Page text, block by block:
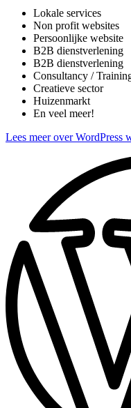
Lokale services
Non profit websites
Persoonlijke website
B2B dienstverlening
B2B dienstverlening
Consultancy /
Creatieve sector
Huizenmarkt
En veel meer!
Lees meer over WordPress